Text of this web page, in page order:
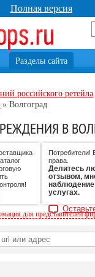
Полная версия
российского ретейла
»Волгоград
В
Потребители!
права.
Делитесь
отзывом,
услугах.
для представителей